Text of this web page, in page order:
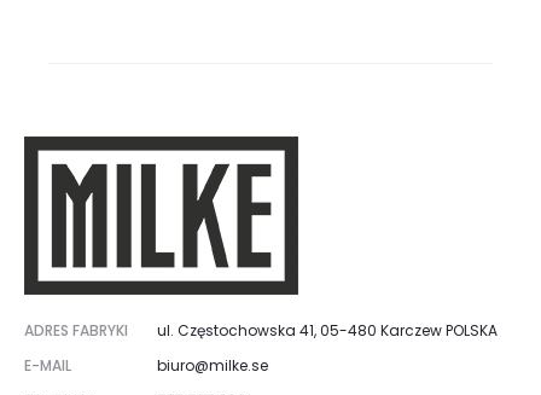
ADRES FABRYKI
ul. Częstochowska 41, 05-480 Karczew POLSKA
E-MAIL
biuro@milke.se